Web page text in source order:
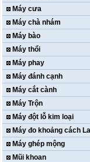
Máy cưa
Máy chà nhám
Máy bào
Máy thổi
Máy phay
Máy đánh cạnh
Máy cắt cành
Máy Trộn
Máy đột lỗ kim loại
Máy đo khoảng cách
Máy ghép mộng
Mũi khoan